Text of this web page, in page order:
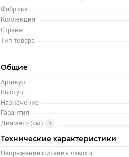
Фабрика
Коллекция
Страна
Тип товара
Общие
Артикул
Выступ
Назначение
Гарантия
Диаметр (см)
Технические характеристики
Напряжение питания лампы